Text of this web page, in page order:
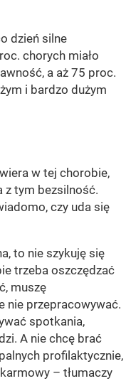
dzień silne
chorych miało
a aż 75 proc.
i bardzo dużym
w tej chorobie,
z tym bezsilność.
czy uda się
to nie szykuję się
trzeba oszczędzać
muszę
nie przepracowywać.
spotkania,
A nie chcę brać
profilaktycznie,
– tłumaczy